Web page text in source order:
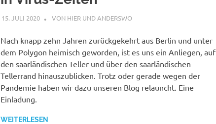
15. JULI 2020 STEPHAN
VON HIER UND ANDERSWO
Nach knapp zehn Jahren zurückgekehrt aus Berlin und unter
dem Polygon heimisch geworden, ist es uns ein Anliegen, auf
den saarländischen Teller und über den saarländischen
Tellerrand hinauszublicken. Trotz oder gerade wegen der
Pandemie haben wir dazu unseren Blog relauncht. Eine
Einladung.
WEITERLESEN